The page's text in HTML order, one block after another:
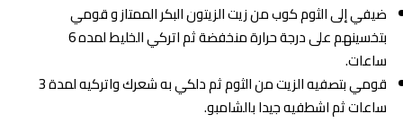
ضيفي إلى الثوم كوب من زيت الزيتون البكر الممتاز و قومي
بتخسينهم على درجة حرارة منخفضة ثم اتركي الخليط لمده 6
ساعات.
قومي بتصفيه الزيت من الثوم ثم دلكي به شعرك واتركيه لمدة 3
ساعات ثم اشطفيه جيدا بالشامبو.